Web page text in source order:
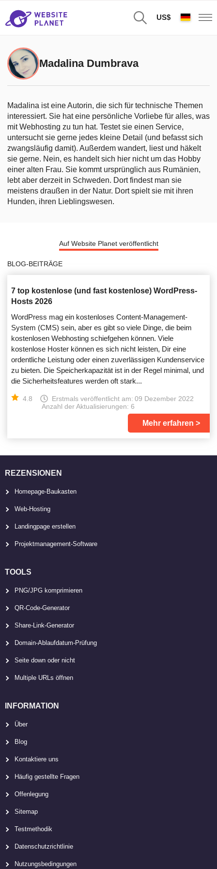
US$
Madalina Dumbrava
Madalina ist eine Autorin, die sich für technische Themen
interessiert. Sie hat eine persönliche Vorliebe für alles, was
mit Webhosting zu tun hat. Testet sie einen Service,
untersucht sie gerne jedes kleine Detail (und befasst sich
zwangsläufig damit). Außerdem wandert, liest und häkelt
sie gerne. Nein, es handelt sich hier nicht um das Hobby
einer alten Frau. Sie kommt ursprünglich aus Rumänien,
lebt aber derzeit in Schweden. Dort findest man sie
meistens draußen in der Natur. Dort spielt sie mit ihren
Hunden, ihren Lieblingswesen.
Auf Website Planet veröffentlicht
BLOG-BEITRÄGE
7 top kostenlose (und fast kostenlose) WordPress-
Hosts 2026
WordPress mag ein kostenloses Content-Management-
System (CMS) sein, aber es gibt so viele Dinge, die beim
kostenlosen Webhosting schiefgehen können. Viele
kostenlose Hoster können es sich nicht leisten, Dir eine
ordentliche Leistung oder einen zuverlässigen Kundenservice
zu bieten. Die Speicherkapazität ist in der Regel minimal, und
die Sicherheitsfeatures werden oft stark...
4.8 Erstmals veröffentlicht am: 09 Dezember 2022
Anzahl der Aktualisierungen: 6
Mehr erfahren
REZENSIONEN
Homepage-Baukasten
Web-Hosting
Landingpage erstellen
Projektmanagement-Software
TOOLS
PNG/JPG komprimieren
QR-Code-Generator
Share-Link-Generator
Domain-Ablaufdatum-Prüfung
Seite down oder nicht
Multiple URLs öffnen
INFORMATION
Über
Blog
Kontaktiere uns
Häufig gestellte Fragen
Offenlegung
Sitemap
Testmethodik
Datenschutzrichtlinie
Nutzungsbedingungen